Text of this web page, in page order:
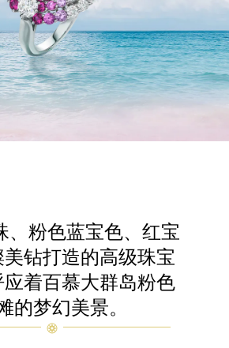
、粉色蓝宝色、红宝
钻打造的高级珠宝
着百慕大群岛粉色
的梦幻美景。